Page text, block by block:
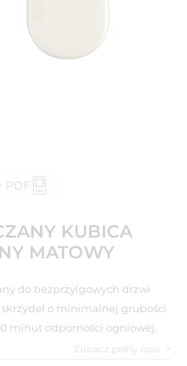
PDF
KUBICA
MATOWY
do bezprzylgowych drzwi
o minimalnej grubości
minut odporności ogniowej.
Zobacz pełny opis